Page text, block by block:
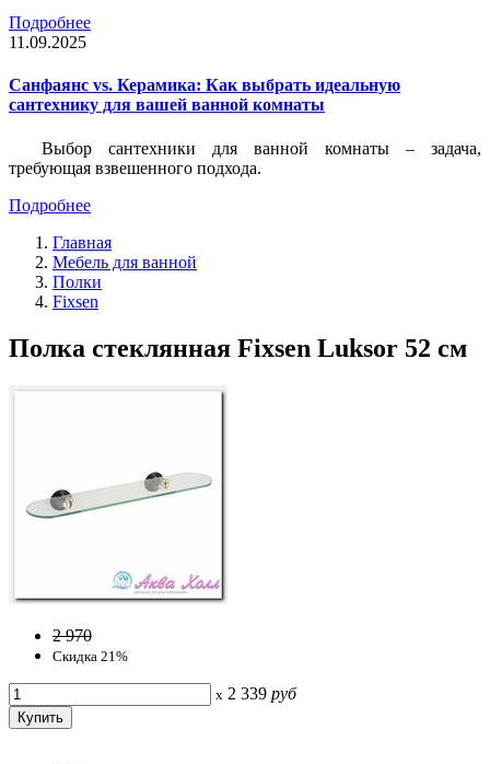
Подробнее
11.09.2025
Санфаянс vs. Керамика: Как выбрать идеальную
сантехнику для вашей ванной комнаты
Выбор сантехники для ванной комнаты – задача,
требующая взвешенного подхода.
Подробнее
Главная
Мебель для ванной
Полки
Fixsen
Полка стеклянная Fixsen Luksor 52 см
2 970
Скидка 21%
x 2 339 руб